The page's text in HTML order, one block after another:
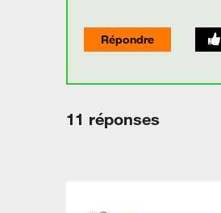
Répondre
11 réponses